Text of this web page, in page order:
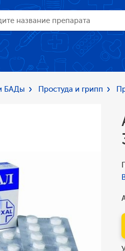
БАДы Простуда и грипп